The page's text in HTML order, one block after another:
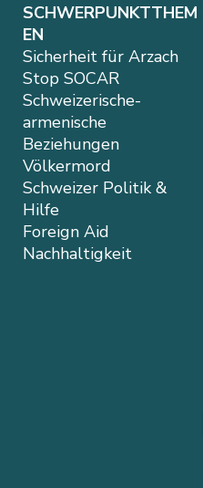
SCHWERPUNKTTHEM
EN
Sicherheit für Arzach
Stop SOCAR
Schweizerische-
armenische
Beziehungen
Völkermord
Schweizer Politik &
Hilfe
Foreign Aid
Nachhaltigkeit